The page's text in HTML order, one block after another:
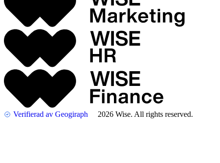
Verifierad av Geogiraph 2026 Wise. All rights reserved.